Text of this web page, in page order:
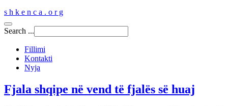
s h k e n c a . o r g
Search ...
Fillimi
Kontakti
Nyja
Fjala shqipe në vend të fjalës së huaj